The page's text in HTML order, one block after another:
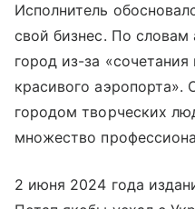
Исполнитель
свой бизнес. По словам
город из-за
красивого аэропорта».
городом творческих
множество
2 июня 2024 года